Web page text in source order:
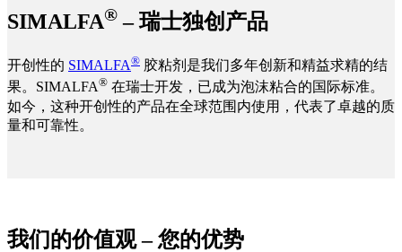
SIMALFA® – 瑞士独创产品
开创性的 SIMALFA® 胶粘剂是我们多年创新和精益求精的结
果。SIMALFA® 在瑞士开发，已成为泡沫粘合的国际标准。
如今，这种开创性的产品在全球范围内使用，代表了卓越的质
量和可靠性。
我们的价值观 – 您的优势